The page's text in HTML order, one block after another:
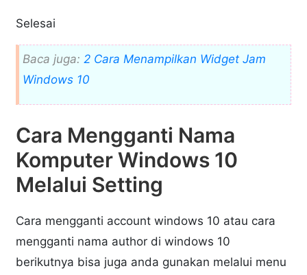
Selesai
Baca juga:2 Cara Menampilkan Widget Jam
Windows 10
Cara Mengganti Nama
Komputer Windows 10
Melalui Setting
Cara mengganti account windows 10 atau cara
mengganti nama author di windows 10
berikutnya bisa juga anda gunakan melalui menu